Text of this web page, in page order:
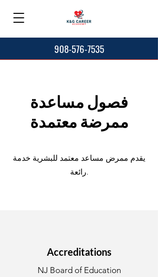
908-576-7535
فصول مساعدة
ممرضة معتمدة
يقدم ممرض مساعد معتمد للبشرية خدمة
رائعة.
Accreditations
NJ Board of Education